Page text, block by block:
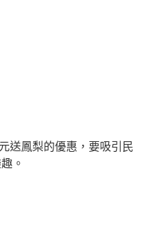
元送鳳梨的優惠，要吸引民
。